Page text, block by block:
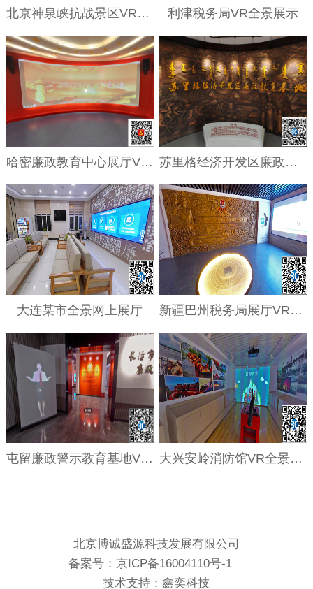
北京神泉峡抗战景区VR全景展示 利津税务局VR全景展示
哈密廉政教育中心展厅VR全景展示 苏里格经济开发区廉政教育基地VR全景展示
大连某市全景网上展厅 新疆巴州税务局展厅VR全景网上展厅
屯留廉政警示教育基地VR全景网上展厅 大兴安岭消防馆VR全景网上展厅
北京博诚盛源科技发展有限公司
备案号： 京ICP备16004110号-1
技术支持：鑫奕科技